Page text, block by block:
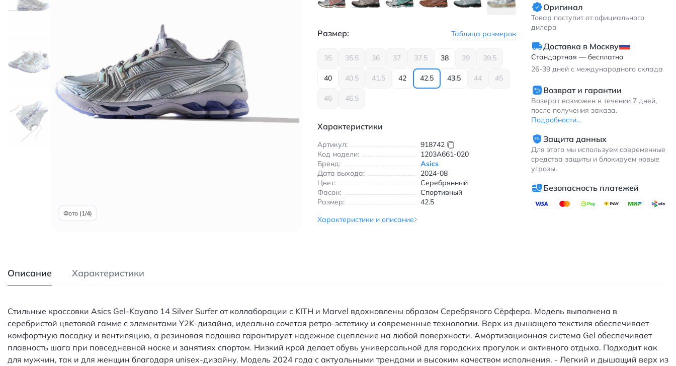
Фото (1/4)
Размер: Таблица размеров
35 35.5 36 37 37.5 38 39 39.5
40 40.5 41.5 42 42.5 43.5 44 45
46 46.5
Характеристики
Артикул:
918742
Код модели:
1203A661-020
Бренд:
Asics
Дата выхода:
2024-08
Цвет:
Серебрянный
Фасон:
Спортивный
Размер:
42.5
Характеристики и описание
Оригинал
Товар поступит от официального
дилера
Доставка в Москву
Стандартная — бесплатно
26-39 дней с международного склада
Возврат и гарантии
Возврат возможен в течении 7 дней,
после получения заказа.
Подробности...
Защита данных
Для этого мы используем современные
средства защиты и блокируем новые
угрозы.
Безопасность платежей
Описание Характеристики
Стильные кроссовки Asics Gel-Kayano 14 Silver Surfer от коллаборации с KITH и Marvel вдохновлены образом Серебряного Сёрфера. Модель выполнена в
серебристой цветовой гамме с элементами Y2K-дизайна, идеально сочетая ретро-эстетику и современные технологии. Верх из дышащего текстиля обеспечивает
комфортную посадку и вентиляцию, а резиновая подошва гарантирует надежное сцепление на любой поверхности. Амортизационная система Gel обеспечивает
плавность шага при повседневной носке и занятиях спортом. Низкий крой делает обувь универсальной для городских прогулок и активного отдыха. Подходит как
для мужчин, так и для женщин благодаря unisex-дизайну. Модель 2024 года с актуальными трендами и высоким качеством исполнения. - Легкий и дышащий верх из